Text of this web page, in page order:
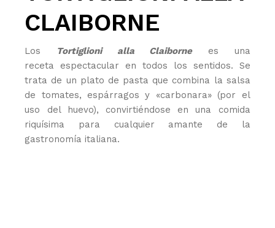
CLAIBORNE
Los Tortiglioni alla Claibornees una
receta espectacular en todos los sentidos. Se
trata de un plato de pasta que combina la salsa
de tomates, espárragos y «carbonara» (por el
uso del huevo), convirtiéndose en una comida
riquísima para cualquier amante de la
gastronomía italiana.